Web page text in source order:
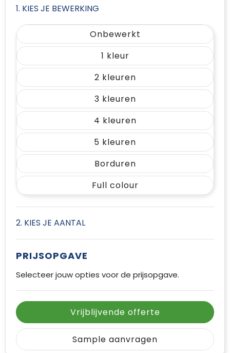
1. KIES JE BEWERKING
Onbewerkt
1
2
3
4
5
Borduren
Full colour
2. KIES JE AANTAL
PRIJSOPGAVE
Selecteer jouw opties voor de prijsopgave.
Vrijblijvende offerte
Sample aanvragen